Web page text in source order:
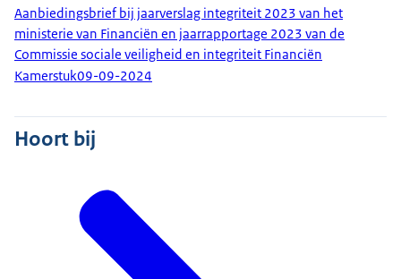
Aanbiedingsbrief bij jaarverslag integriteit 2023 van het
ministerie van Financiën en jaarrapportage 2023 van de
Commissie sociale veiligheid en integriteit Financiën
Kamerstuk09-09-2024
Hoort bij